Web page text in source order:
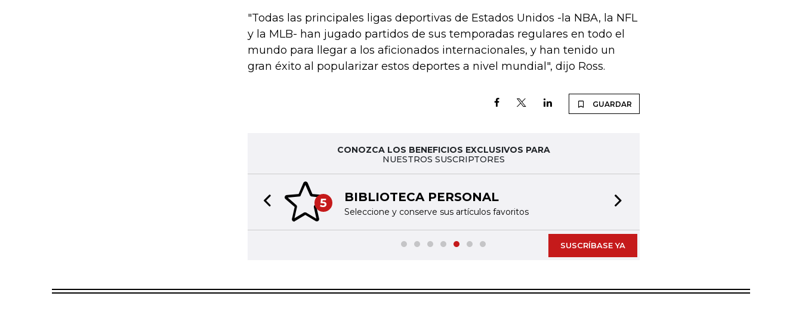
"Todas las principales ligas deportivas de Estados Unidos -la NBA, la NFL
y la MLB- han jugado partidos de sus temporadas regulares en todo el
mundo para llegar a los aficionados internacionales, y han tenido un
gran éxito al popularizar estos deportes a nivel mundial", dijo Ross.
GUARDAR
CONOZCA LOS BENEFICIOS EXCLUSIVOS PARA
NUESTROS SUSCRIPTORES
5 BIBLIOTECA PERSONAL
Seleccione y conserve sus artículos favoritos
Previous slide
SUSCRÍBASE YA